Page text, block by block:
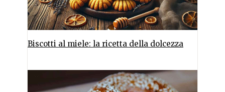
Biscotti al miele: la ricetta della dolcezza